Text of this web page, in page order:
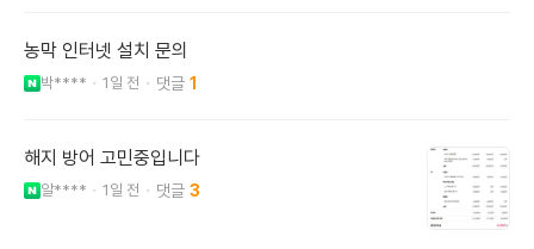
농막 인터넷 설치 문의
박**** 1일 전 1
해지 방어 고민중입니다
알**** 1일 전 3